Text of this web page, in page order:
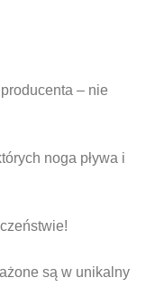
– nie
noga pływa i
są w unikalny